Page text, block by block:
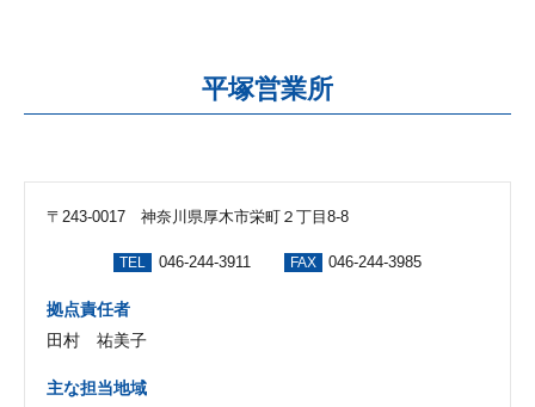
平塚営業所
〒243-0017 神奈川県厚木市栄町２丁目8-8
TEL 046-244-3911 FAX 046-244-3985
拠点責任者
田村 祐美子
主な担当地域